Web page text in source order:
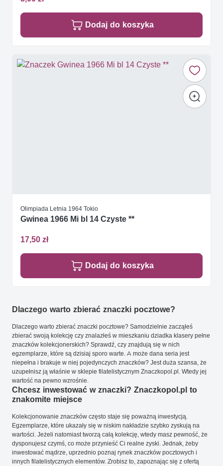
Dodaj do koszyka
Olimpiada Letnia 1964 Tokio
Gwinea 1966 Mi bl 14 Czyste **
17,50 zł
Dodaj do koszyka
Dlaczego warto zbierać znaczki pocztowe?
Dlaczego warto zbierać znaczki pocztowe? Samodzielnie zacząłeś
zbierać swoją kolekcję czy znalazłeś w mieszkaniu dziadka klasery pełne
znaczków kolekcjonerskich? Sprawdź, czy znajdują się w nich
egzemplarze, które są dzisiaj sporo warte. A może dana seria jest
niepełna i brakuje w niej pojedynczych znaczków? Jest duża szansa, że
uzupełnisz ją właśnie w sklepie filatelistycznym Znaczkopol.pl. Wtedy jej
wartość na pewno wzrośnie.
Chcesz inwestować w znaczki? Znaczkopol.pl to
znakomite miejsce
Kolekcjonowanie znaczków często staje się poważną inwestycją.
Egzemplarze, które ukazały się w niskim nakładzie szybko zyskują na
wartości. Jeżeli natomiast tworzą całą kolekcję, wtedy masz pewność, że
dysponujesz czymś, co może przynieść Ci realne zyski. Jednak, żeby
inwestować mądrze, uprzednio poznaj rynek znaczków pocztowych i
innych filatelistycznych elementów. Zrobisz to, zapoznając się z ofertą